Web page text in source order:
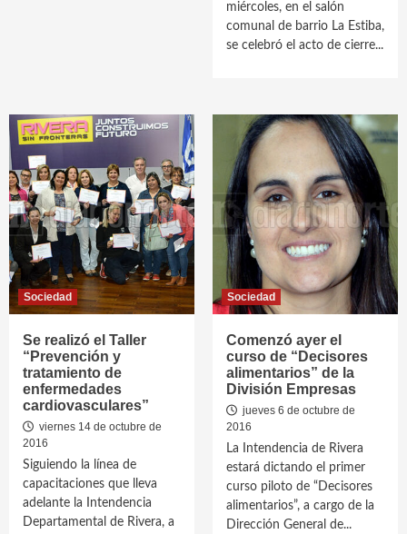
miércoles, en el salón
comunal de barrio La Estiba,
se celebró el acto de cierre...
Sociedad
Se realizó el Taller
“Prevención y
tratamiento de
enfermedades
cardiovasculares”
viernes 14 de octubre de
2016
Siguiendo la línea de
capacitaciones que lleva
adelante la Intendencia
Departamental de Rivera, a
Sociedad
Comenzó ayer el
curso de “Decisores
alimentarios” de la
División Empresas
jueves 6 de octubre de
2016
La Intendencia de Rivera
estará dictando el primer
curso piloto de “Decisores
alimentarios”, a cargo de la
Dirección General de...